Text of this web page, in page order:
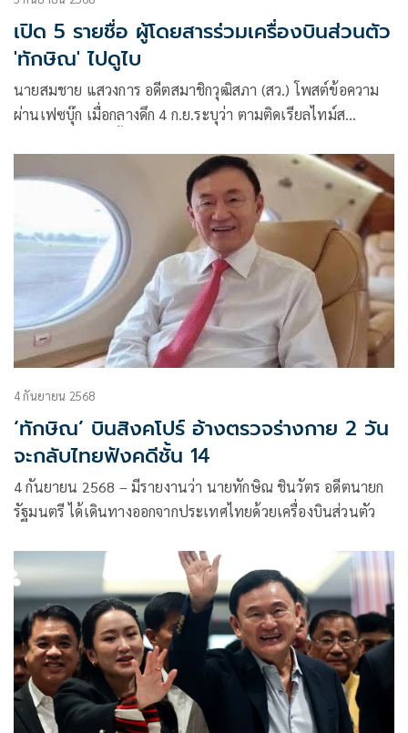
เปิด 5 รายชื่อ ผู้โดยสารร่วมเครื่องบินส่วนตัว
'ทักษิณ' ไปดูไบ
นายสมชาย แสวงการ อดีตสมาชิกวุฒิสภา (สว.) โพสต์ข้อความ
ผ่านเฟซบุ๊ก เมื่อกลางดึก 4 ก.ย.ระบุว่า ตามติดเรียลไทม์ส
4 กันยายน 2568
‘ทักษิณ’ บินสิงคโปร์ อ้างตรวจร่างกาย 2 วัน
จะกลับไทยฟังคดีชั้น 14
4 กันยายน 2568 – มีรายงานว่า นายทักษิณ ชินวัตร อดีตนายก
รัฐมนตรี ได้เดินทางออกจากประเทศไทยด้วยเครื่องบินส่วนตัว